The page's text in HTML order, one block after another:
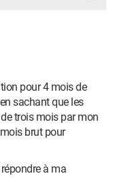
pour 4 mois de
sachant que les
trois mois par mon
brut pour
à ma